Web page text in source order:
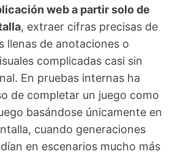
web a partir solo de
, extraer cifras precisas de
llenas de anotaciones o
complicadas casi sin
En pruebas internas ha
de completar un juego como
basándose únicamente en
cuando generaciones
en escenarios mucho más